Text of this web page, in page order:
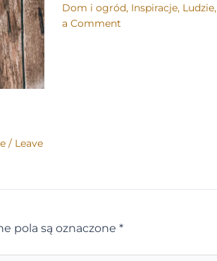
/ Leave
Dom i ogród, Inspiracje, Ludzie,
a Comment
pola są oznaczone *